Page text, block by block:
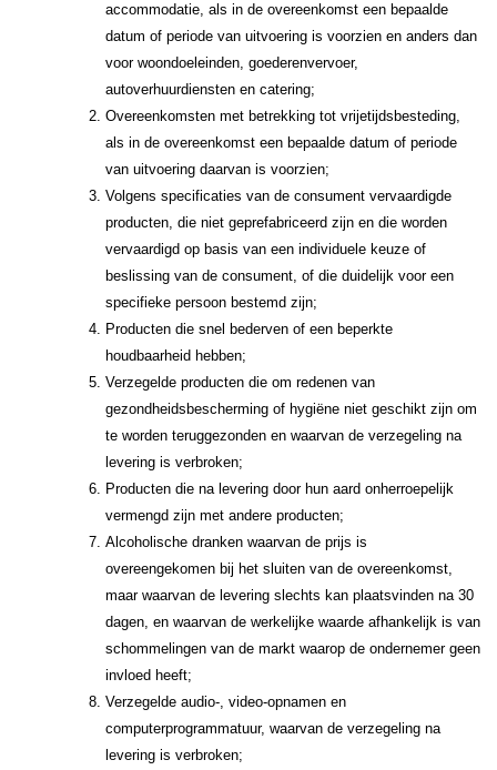
accommodatie, als in de overeenkomst een bepaalde
datum of periode van uitvoering is voorzien en anders dan
voor woondoeleinden, goederenvervoer,
autoverhuurdiensten en catering;
Overeenkomsten met betrekking tot vrijetijdsbesteding,
als in de overeenkomst een bepaalde datum of periode
van uitvoering daarvan is voorzien;
Volgens specificaties van de consument vervaardigde
producten, die niet geprefabriceerd zijn en die worden
vervaardigd op basis van een individuele keuze of
beslissing van de consument, of die duidelijk voor een
specifieke persoon bestemd zijn;
Producten die snel bederven of een beperkte
houdbaarheid hebben;
Verzegelde producten die om redenen van
gezondheidsbescherming of hygiëne niet geschikt zijn om
te worden teruggezonden en waarvan de verzegeling na
levering is verbroken;
Producten die na levering door hun aard onherroepelijk
vermengd zijn met andere producten;
Alcoholische dranken waarvan de prijs is
overeengekomen bij het sluiten van de overeenkomst,
maar waarvan de levering slechts kan plaatsvinden na 30
dagen, en waarvan de werkelijke waarde afhankelijk is van
schommelingen van de markt waarop de ondernemer geen
invloed heeft;
Verzegelde audio-, video-opnamen en
computerprogrammatuur, waarvan de verzegeling na
levering is verbroken;